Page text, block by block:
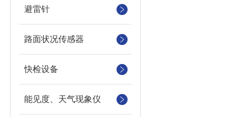
避雷针
路面状况传感器
快检设备
能见度、天气现象仪